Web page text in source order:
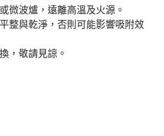
微波爐，遠離高溫及火源。
整與乾淨，否則可能影響吸附效
，敬請見諒。